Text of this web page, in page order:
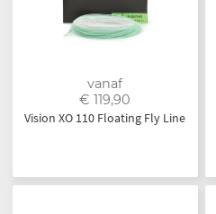
vanaf
€ 119,90
Vision XO 110 Floating Fly Line